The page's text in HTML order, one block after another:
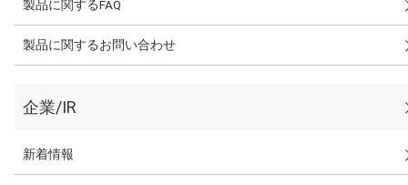
製品に関するFAQ
製品に関するお問い合わせ
企業/IR
新着情報